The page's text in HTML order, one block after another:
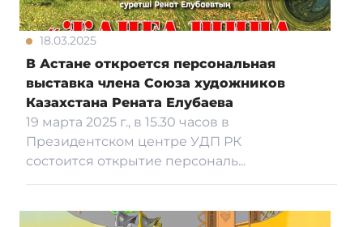
Посетителям
Противодействие коррупции
3D тур
18.03.2025
В Астане откроется персональная
выставка члена Союза художников
Казахстана Рената Елубаева
19 марта 2025 г., в 15.30 часов в
Президентском центре УДП РК
состоится открытие персональ...